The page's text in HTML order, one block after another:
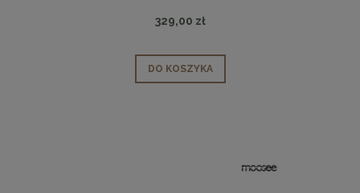
329,00 zł
DO KOSZYKA